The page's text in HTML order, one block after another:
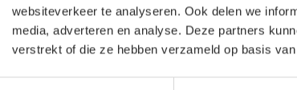
websiteverkeer te analyseren. Ook delen we
media, adverteren en analyse. Deze partners
verstrekt of die ze hebben verzameld op basis
Reviews (0)